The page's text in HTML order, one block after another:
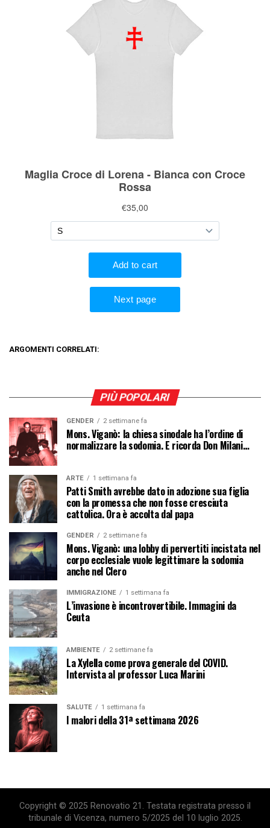
ARGOMENTI CORRELATI:
PIÙ POPOLARI
GENDER 2 settimane fa
Mons. Viganò: la chiesa sinodale ha l’ordine di
normalizzare la sodomia. E ricorda Don Milani…
ARTE 1 settimana fa
Patti Smith avrebbe dato in adozione sua figlia
con la promessa che non fosse cresciuta
cattolica. Ora è accolta dal papa
GENDER 2 settimane fa
Mons. Viganò: una lobby di pervertiti incistata nel
corpo ecclesiale vuole legittimare la sodomia
anche nel Clero
IMMIGRAZIONE 1 settimana fa
L’invasione è incontrovertibile. Immagini da
Ceuta
AMBIENTE 2 settimane fa
La Xylella come prova generale del COVID.
Intervista al professor Luca Marini
SALUTE 1 settimana fa
I malori della 31ª settimana 2026
Copyright © 2025 Renovatio 21. Testata registrata presso il
tribunale di Vicenza, numero 5/2025 del 10 luglio 2025.